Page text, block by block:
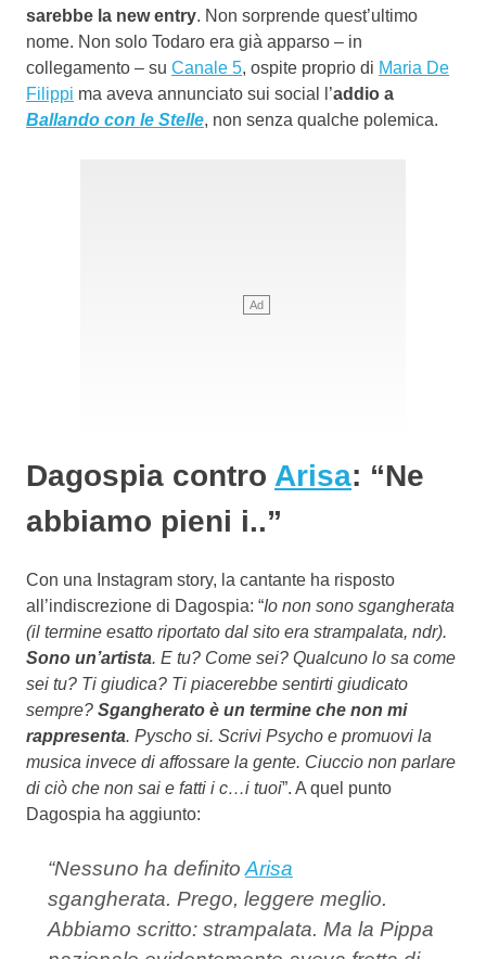
sarebbe la new entry. Non sorprende quest’ultimo
nome. Non solo Todaro era già apparso – in
collegamento – su Canale 5, ospite proprio di Maria De
Filippi ma aveva annunciato sui social l’addio a
Ballando con le Stelle, non senza qualche polemica.
Dagospia contro Arisa: “Ne
abbiamo pieni i..”
Con una Instagram story, la cantante ha risposto
all’indiscrezione di Dagospia: “Io non sono sgangherata
(il termine esatto riportato dal sito era strampalata, ndr).
Sono un’artista. E tu? Come sei? Qualcuno lo sa come
sei tu? Ti giudica? Ti piacerebbe sentirti giudicato
sempre? Sgangherato è un termine che non mi
rappresenta. Pyscho si. Scrivi Psycho e promuovi la
musica invece di affossare la gente. Ciuccio non parlare
di ciò che non sai e fatti i c…i tuoi”. A quel punto
Dagospia ha aggiunto:
“Nessuno ha definito Arisa
sgangherata. Prego, leggere meglio.
Abbiamo scritto: strampalata. Ma la Pippa